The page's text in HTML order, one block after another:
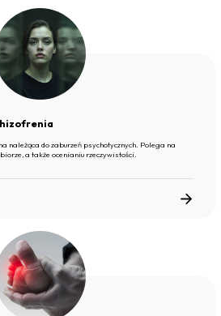
należąca do zaburzeń psychotycznych. Polega na
a także ocenianiu rzeczywistości.